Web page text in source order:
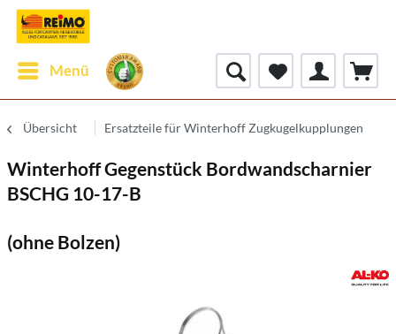
Menü
Übersicht Ersatzteile für Winterhoff Zugkugelkupplungen
Winterhoff Gegenstück Bordwandscharnier
BSCHG 10-17-B
(ohne Bolzen)